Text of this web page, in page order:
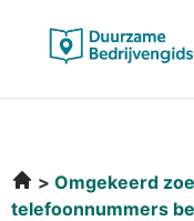
Omgekeerd
telefoonnummers